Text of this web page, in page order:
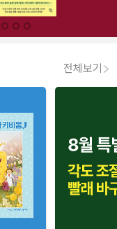
전체보기